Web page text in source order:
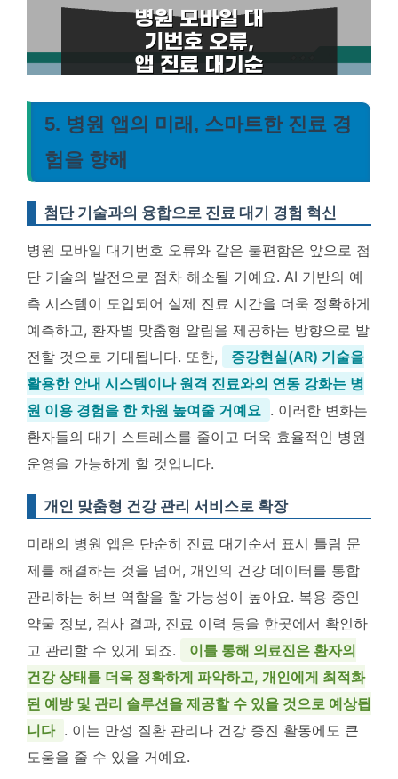
5. 병원 앱의 미래, 스마트한 진료 경
험을 향해
첨단 기술과의 융합으로 진료 대기 경험 혁신
병원 모바일 대기번호 오류와 같은 불편함은 앞으로 첨
단 기술의 발전으로 점차 해소될 거예요. AI 기반의 예
측 시스템이 도입되어 실제 진료 시간을 더욱 정확하게
예측하고, 환자별 맞춤형 알림을 제공하는 방향으로 발
전할 것으로 기대됩니다. 또한,
증강현실(AR) 기술을
활용한 안내 시스템이나 원격 진료와의 연동 강화는 병
원 이용 경험을 한 차원 높여줄 거예요 . 이러한 변화는
환자들의 대기 스트레스를 줄이고 더욱 효율적인 병원
운영을 가능하게 할 것입니다.
개인 맞춤형 건강 관리 서비스로 확장
미래의 병원 앱은 단순히 진료 대기순서 표시 틀림 문
제를 해결하는 것을 넘어, 개인의 건강 데이터를 통합
관리하는 허브 역할을 할 가능성이 높아요. 복용 중인
약물 정보, 검사 결과, 진료 이력 등을 한곳에서 확인하
고 관리할 수 있게 되죠.
이를 통해 의료진은 환자의
건강 상태를 더욱 정확하게 파악하고, 개인에게 최적화
된 예방 및 관리 솔루션을 제공할 수 있을 것으로 예상됩
니다 . 이는 만성 질환 관리나 건강 증진 활동에도 큰
도움을 줄 수 있을 거예요.